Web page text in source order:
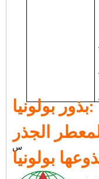
بذور بولونيا:
س